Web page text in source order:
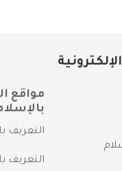
مواقع
التعريف
التعريف